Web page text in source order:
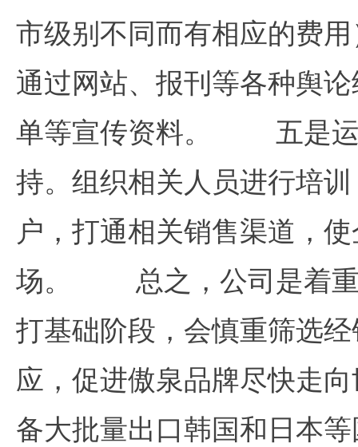
市级别不同而有相应的
通过网站、报刊等各种舆
单等宣传资料。 五是
持。组织相关人员进行培
户，打通相关销售渠道，
场。 总之，公司是着重
打基础阶段，会慎重筛选
应，促进傲泉品牌尽快走
备大批量出口韩国和日本